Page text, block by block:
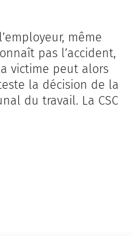
même
pas l’accident,
victime peut alors
la décision de la
du travail. La CSC